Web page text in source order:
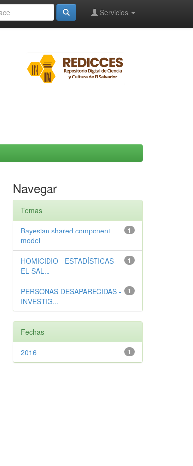
Servicios
Navegar
Temas
1
Bayesian shared component
model
1
HOMICIDIO - ESTADÍSTICAS -
EL SAL...
1
PERSONAS DESAPARECIDAS -
INVESTIG...
Fechas
1
2016